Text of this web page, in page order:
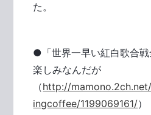
た。
●「世界一早い紅白歌合
楽しみなんだが
（http://
ingcoffee/1199069161/）